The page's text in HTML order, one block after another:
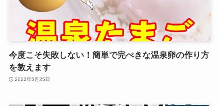
今度こそ失敗しない！簡単で完ぺきな温泉卵の作り方
を教えます
2022年5月25日